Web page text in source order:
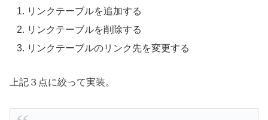
リンクテーブルを追加する
リンクテーブルを削除する
リンクテーブルのリンク先を変更する
上記３点に絞って実装。